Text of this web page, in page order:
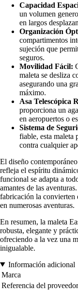
Capacidad
un volumen
en largos
Organización
compartimentos
sujeción que
seguros.
Movilidad Fácil:
maleta se desliza
asegurando una
máximo.
Asa Telescópica
proporciona un
en aeropuertos o
Sistema de
fiable, esta maleta
contra cualquier
El diseño
refleja el espíritu
funcional se adapta a
amantes de las
fabricación la convierten
en numerosas aventuras.
En resumen, la maleta
robusta, elegante y
ofreciendo a la vez una
inigualable.
Información adicional
Marca
Referencia del proveedor